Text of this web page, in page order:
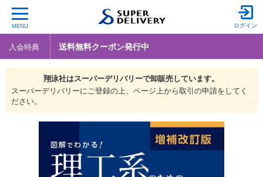
MENU ログイン
入会特典 送料無料クーポン発行中
翔泳社はスーパーデリバリーで卸販売しています。
スーパーデリバリーにご登録の上、ページ上から取引の申請をしてく
ださい。